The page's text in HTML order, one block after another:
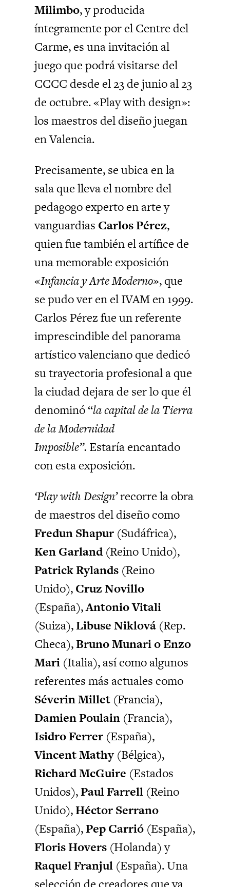
Milimbo, y producida
íntegramente por el Centre del
Carme, es una invitación al
juego que podrá visitarse del
CCCC desde el 23 de junio al 23
de octubre. «Play with design»:
los maestros del diseño juegan
en Valencia.
Precisamente, se ubica en la
sala que lleva el nombre del
pedagogo experto en arte y
vanguardias Carlos Pérez,
quien fue también el artífice de
una memorable exposición
«Infancia y Arte Moderno», que
se pudo ver en el IVAM en 1999.
Carlos Pérez fue un referente
imprescindible del panorama
artístico valenciano que dedicó
su trayectoria profesional a que
la ciudad dejara de ser lo que él
denominó “la capital de la Tierra
de la Modernidad
Imposible”. Estaría encantado
con esta exposición.
‘Play with Design’recorre la obra
de maestros del diseño como
Fredun Shapur (Sudáfrica),
Ken Garland(Reino Unido),
Patrick Rylands (Reino
Unido),Cruz Novillo
(España),Antonio Vitali
(Suiza),Libuse Niklová (Rep.
Checa),Bruno Munari o Enzo
Mari (Italia), así como algunos
referentes más actuales como
Séverin Millet (Francia),
Damien Poulain (Francia),
Isidro Ferrer (España),
Vincent Mathy(Bélgica),
Richard McGuire (Estados
Unidos),Paul Farrell (Reino
Unido),Héctor Serrano
(España),Pep Carrió (España),
Floris Hovers (Holanda) y
Raquel Franjul (España). Una
selección de creadores que va